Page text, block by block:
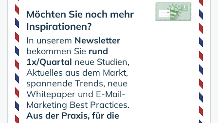
Möchten Sie noch mehr
Inspirationen?
In unserem Newsletter
bekommen Sie rund
1x/Quartal neue Studien,
Aktuelles aus dem Markt,
spannende Trends, neue
Whitepaper und E-Mail-
Marketing Best Practices.
Aus der Praxis, für die